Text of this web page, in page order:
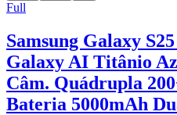
Full
Samsung Galaxy
Galaxy AI Titânio
Câm. Quádrupla
Bateria 5000mAh